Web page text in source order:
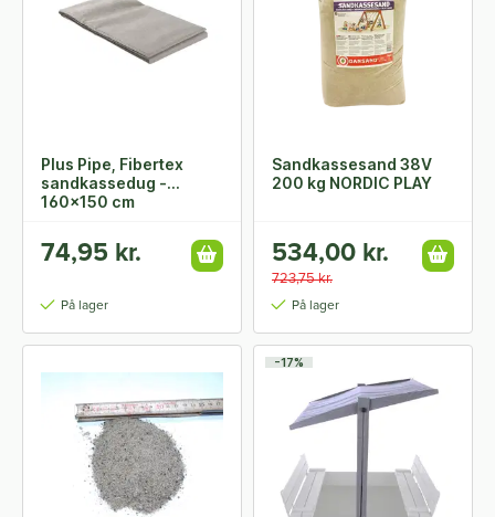
Plus Pipe, Fibertex
sandkassedug -
160x150 cm
74,95 kr.
På lager
Sandkassesand 38V
200 kg NORDIC PLAY
534,00 kr.
723,75 kr.
På lager
-17%